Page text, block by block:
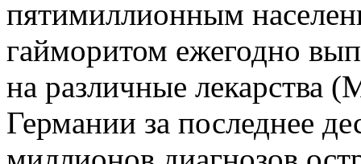
пятимиллионным
гайморитом ежегодно
на различные лекарства
Германии за последнее